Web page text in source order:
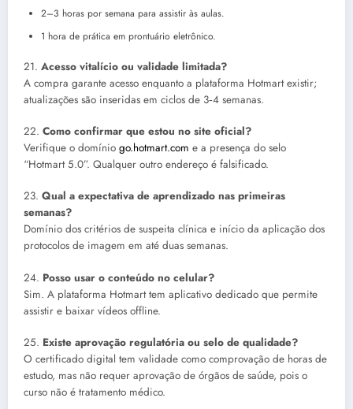
2–3 horas por semana para assistir às aulas.
1 hora de prática em prontuário eletrônico.
21. Acesso vitalício ou validade limitada?
A compra garante acesso enquanto a plataforma Hotmart existir;
atualizações são inseridas em ciclos de 3‑4 semanas.
22. Como confirmar que estou no site oficial?
Verifique o domínio go.hotmart.com e a presença do selo
“Hotmart 5.0”. Qualquer outro endereço é falsificado.
23. Qual a expectativa de aprendizado nas primeiras
semanas?
Domínio dos critérios de suspeita clínica e início da aplicação dos
protocolos de imagem em até duas semanas.
24. Posso usar o conteúdo no celular?
Sim. A plataforma Hotmart tem aplicativo dedicado que permite
assistir e baixar vídeos offline.
25. Existe aprovação regulatória ou selo de qualidade?
O certificado digital tem validade como comprovação de horas de
estudo, mas não requer aprovação de órgãos de saúde, pois o
curso não é tratamento médico.